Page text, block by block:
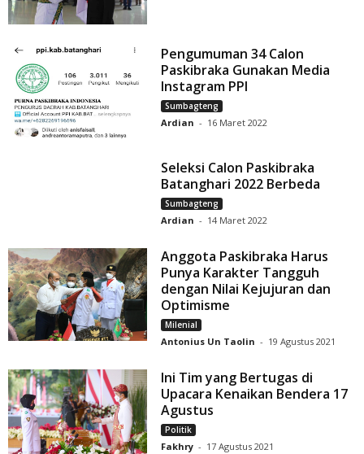
Pengumuman 34 Calon
Paskibraka Gunakan Media
Instagram PPI
Sumbagteng
Ardian - 16 Maret 2022
Seleksi Calon Paskibraka
Batanghari 2022 Berbeda
Sumbagteng
Ardian - 14 Maret 2022
Anggota Paskibraka Harus
Punya Karakter Tangguh
dengan Nilai Kejujuran dan
Optimisme
Milenial
Antonius Un Taolin - 19 Agustus 2021
Ini Tim yang Bertugas di
Upacara Kenaikan Bendera 17
Agustus
Politik
Fakhry - 17 Agustus 2021